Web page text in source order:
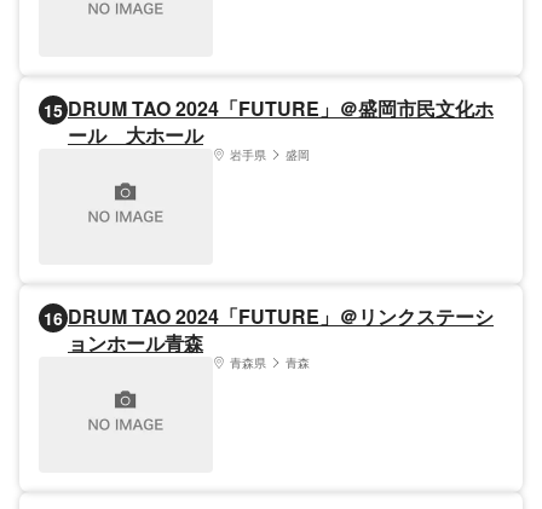
15 DRUM TAO 2024「FUTURE」＠盛岡市民文化ホ
ール 大ホール
岩手県 盛岡
16 DRUM TAO 2024「FUTURE」＠リンクステーシ
ョンホール青森
青森県 青森